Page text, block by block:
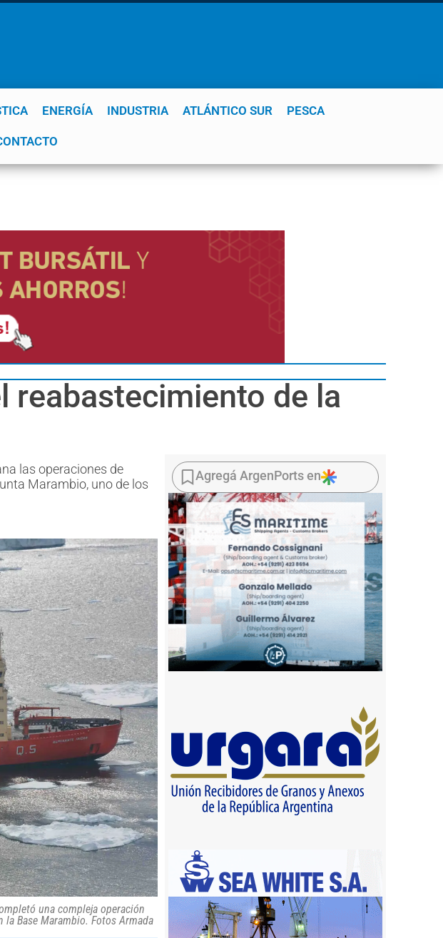
ENERGÍA INDUSTRIA ATLÁNTICO SUR PESCA
Quequén
reabastecimiento de la
las operaciones de
Marambio, uno de los
una compleja operación
Base Marambio. Fotos Armada
Agregá ArgenPorts en